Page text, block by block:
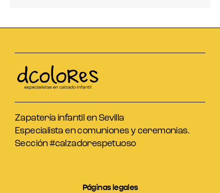
Zapatería infantil en Sevilla
Especialista en comuniones y ceremonias.
Sección #calzadorespetuoso
Páginas legales